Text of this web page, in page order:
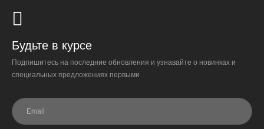
Будьте в курсе
Подпишитесь на последние обновления и узнавайте о новинках и
специальных предложениях первыми